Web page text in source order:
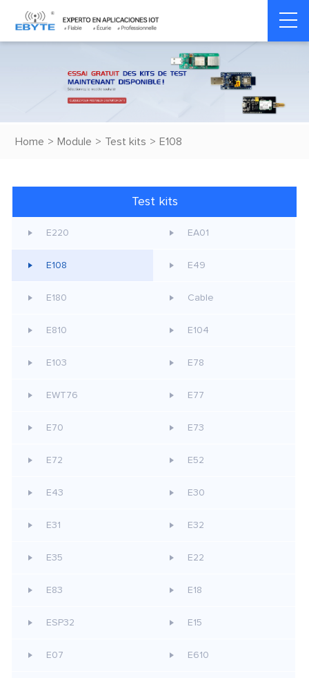
Home > Module > Test kits > E108
Test kits
E220 EA01
E108 E49
E180 Cable
E810 E104
E103 E78
EWT76 E77
E70 E73
E72 E52
E43 E30
E31 E32
E35 E22
E83 E18
ESP32 E15
E07 E610